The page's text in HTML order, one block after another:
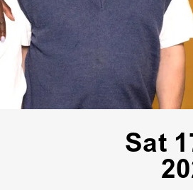
Sat